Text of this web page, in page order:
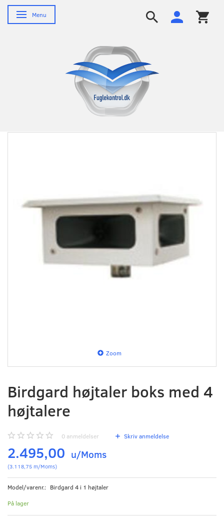
Skifte navigation
Menu
Zoom
Birdgard højtaler boks med 4
højtalere
0 anmeldelser Skriv anmeldelse
2.495,00 u/Moms
(3.118,75 m/Moms)
Model/varenr.: Birdgard 4 i 1 højtaler
På lager